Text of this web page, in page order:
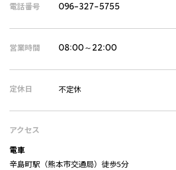
電話番号 096-327-5755
営業時間 08:00～22:00
定休日 不定休
アクセス
電車
辛島町駅（熊本市交通局）徒歩5分